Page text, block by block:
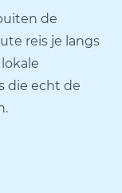
de
reis je langs
die echt de